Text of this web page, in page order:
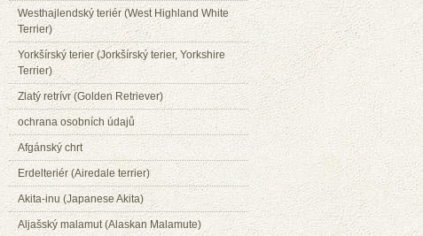
Westhajlendský teriér (West Highland White
Terrier)
Yorkšírský terier (Jorkšírský terier, Yorkshire
Terrier)
Zlatý retrívr (Golden Retriever)
ochrana osobních údajů
Afgánský chrt
Erdelteriér (Airedale terrier)
Akita-inu (Japanese Akita)
Aljašský malamut (Alaskan Malamute)